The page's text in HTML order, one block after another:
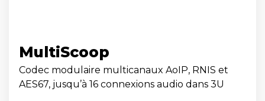
MultiScoop
Codec modulaire multicanaux AoIP, RNIS et
AES67, jusqu’à 16 connexions audio dans 3U